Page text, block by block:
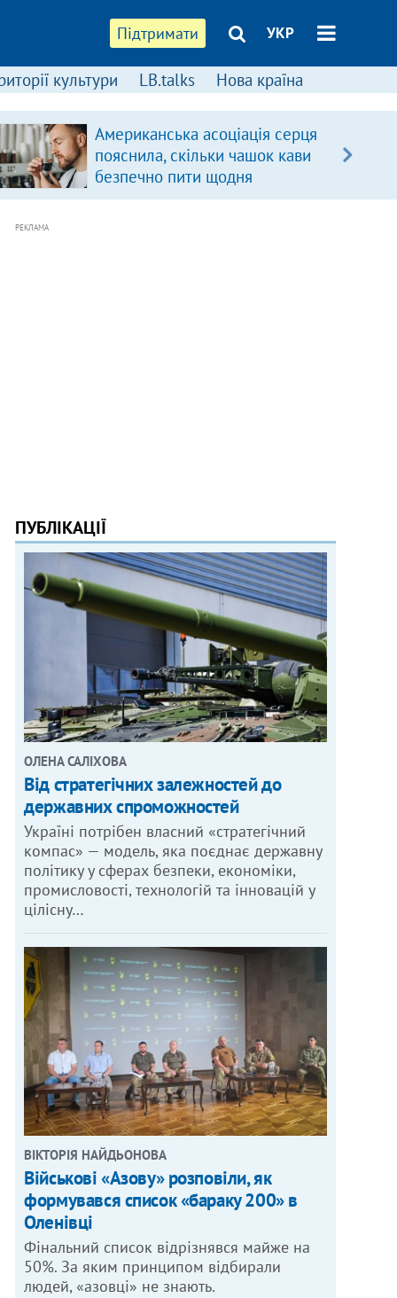
Підтримати УКР
культури LB.talks Нова країна
Американська асоціація серця
пояснила, скільки чашок кави
безпечно пити щодня
РЕКЛАМА
ПУБЛІКАЦІЇ
ОЛЕНА САЛІХОВА
Від стратегічних залежностей до
державних спроможностей
Україні потрібен власний «стратегічний
компас» — модель, яка поєднає державну
політику у сферах безпеки, економіки,
промисловості, технологій та інновацій у
цілісну…
ВІКТОРІЯ НАЙДЬОНОВА
Військові «Азову» розповіли, як
формувався список «бараку 200» в
Оленівці
Фінальний список відрізнявся майже на
50%. За яким принципом відбирали
людей, «азовці» не знають.